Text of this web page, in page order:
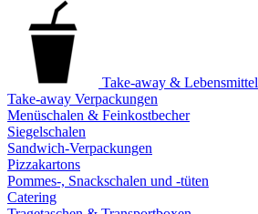
Take-away &
Take-away Verpackungen
Menüschalen & Feinkostbecher
Siegelschalen
Sandwich-Verpackungen
Pizzakartons
Pommes-, Snackschalen und -tüten
Catering